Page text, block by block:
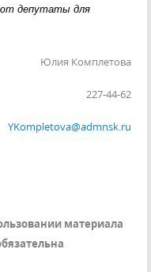
депутаты для
Юлия Комплетова
227-44-62
YKompletova@admnsk.ru
материала